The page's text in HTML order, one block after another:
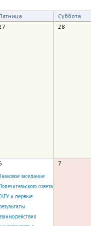
организация
грамотности
государственных и
академического
Суббота
28
заседание
совета
и первые
7